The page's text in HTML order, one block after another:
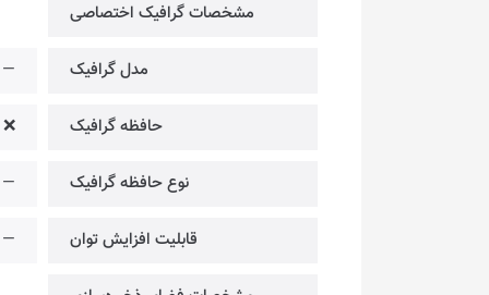
مشخصات گرافیک اختصاصی
مدل گرافیک —
حافظه گرافیک ❌
نوع حافظه گرافیک —
قابلیت افزایش توان —